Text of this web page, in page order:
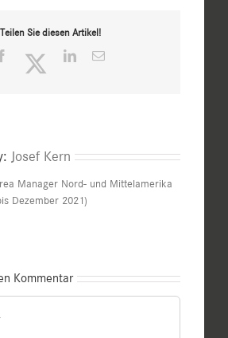
Teilen Sie diesen Artikel!
Facebook TwitterLinkedIn
E-
Josef Kern
Manager Nord- und Mittelamerika
Dezember 2021)
Kommentar